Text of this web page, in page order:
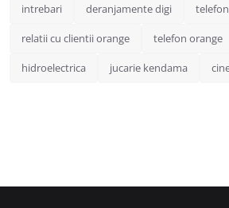
intrebari deranjamente digi
relatii cu clientii orange telefon orange
hidroelectrica jucarie kendama